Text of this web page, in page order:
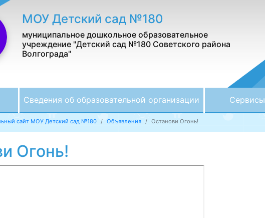
МОУ Детский сад №180
муниципальное дошкольное образовательное
учреждение "Детский сад №180 Советского района
Волгограда"
Сведения об образовательной организации Сервисы
сайт МОУ Детский сад №180 Объявления Останови Огонь!
Огонь!